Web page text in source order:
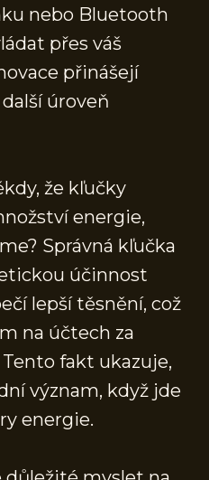
nebo Bluetooth
přes váš
přinášejí
úroveň
že kľučky
energie,
Správná kľučka
účinnost
lepší těsnění, což
na účtech za
fakt ukazuje,
význam, když jde
energie.